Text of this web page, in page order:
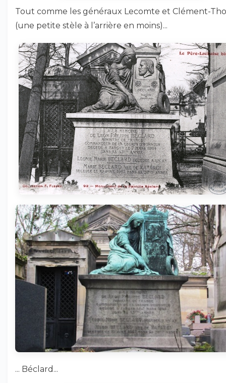
Tout comme les généraux Lecomte et Clément-
(une petite stèle à l’arrière en moins)...
... Béclard...